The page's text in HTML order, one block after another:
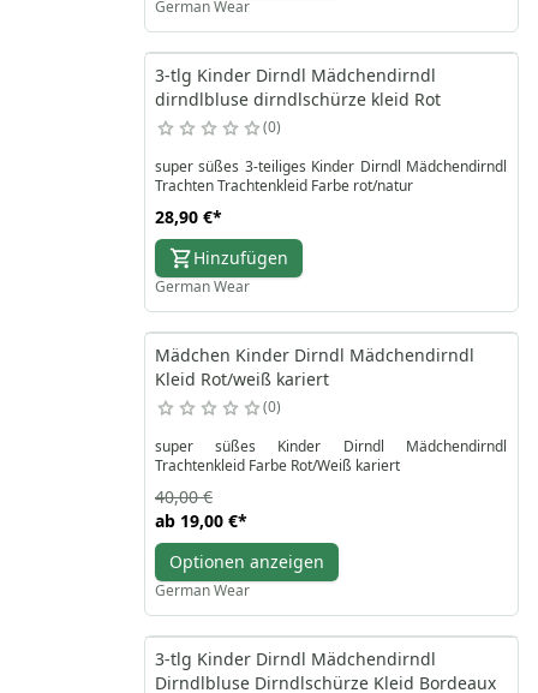
German Wear
3-tlg Kinder Dirndl Mädchendirndl
dirndlbluse dirndlschürze kleid Rot
0
super süßes 3-teiliges Kinder Dirndl Mädchendirndl
Trachten Trachtenkleid Farbe rot/natur
28,90 €*
Hinzufügen
German Wear
Mädchen Kinder Dirndl Mädchendirndl
Kleid Rot/weiß kariert
0
super süßes Kinder Dirndl Mädchendirndl
Trachtenkleid Farbe Rot/Weiß kariert
ab 19,00 €*
40,00 €
Optionen anzeigen
German Wear
3-tlg Kinder Dirndl Mädchendirndl
Dirndlbluse Dirndlschürze Kleid Bordeaux